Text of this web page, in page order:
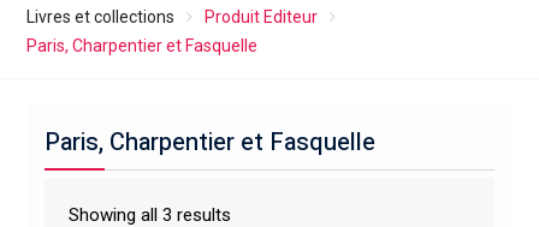
Livres et collections
Produit Editeur
Paris, Charpentier et Fasquelle
Paris, Charpentier et Fasquelle
Showing all 3 results